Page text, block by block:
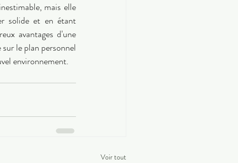
mais elle
solide et en étant
avantages d'une
le plan personnel
environnement.
Voir tout